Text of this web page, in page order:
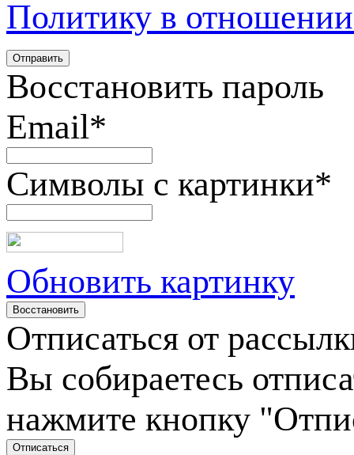
Политику в
Восстановить пароль
Email*
Символы с картинки*
Обновить картинку
Отписаться от
Вы собираетесь
нажмите кнопку